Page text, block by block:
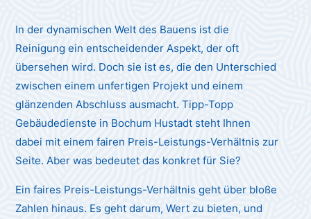
In der dynamischen Welt des Bauens ist die
Reinigung ein entscheidender Aspekt, der oft
übersehen wird. Doch sie ist es, die den Unterschied
zwischen einem unfertigen Projekt und einem
glänzenden Abschluss ausmacht. Tipp-Topp
Gebäudedienste in Bochum Hustadt steht Ihnen
dabei mit einem fairen Preis-Leistungs-Verhältnis zur
Seite. Aber was bedeutet das konkret für Sie?
Ein faires Preis-Leistungs-Verhältnis geht über bloße
Zahlen hinaus. Es geht darum, Wert zu bieten, und